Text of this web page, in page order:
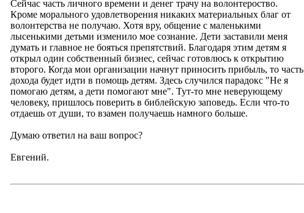
Сейчас часть личного времени и денег трачу на волонтероство.
Кроме морального удовлетворения никаких материальных благ от
волонтерства не получаю. Хотя вру, общение с маленькими
лысенькими детьми изменило мое сознание. Дети заставили меня
думать и главное не бояться препятствий. Благодаря этим детям я
открыл один собственный бизнес, сейчас готовлюсь к открытию
второго. Когда мои организации начнут приносить прибыль, то часть
дохода будет идти в помощь детям. Здесь случился парадокс "Не я
помогаю детям, а дети помогают мне". Тут-то мне неверующему
человеку, пришлось поверить в библейскую заповедь. Если что-то
отдаешь от души, то взамен получаешь намного больше.
Думаю ответил на ваш вопрос?
Евгений.